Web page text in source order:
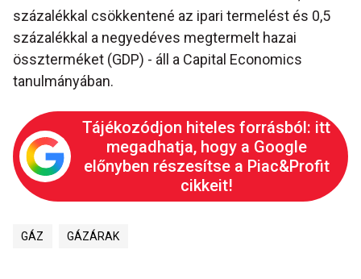
százalékkal csökkentené az ipari termelést és 0,5
százalékkal a negyedéves megtermelt hazai
összterméket (GDP) - áll a Capital Economics
tanulmányában.
Tájékozódjon hiteles forrásból: itt
megadhatja, hogy a Google
előnyben részesítse a Piac&Profit
cikkeit!
GÁZ GÁZÁRAK